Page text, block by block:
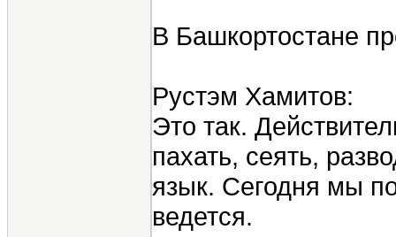
В Башкортостане
Рустэм Хамитов:
Это так.
пахать, сеять,
язык. Сегодня мы
ведется.